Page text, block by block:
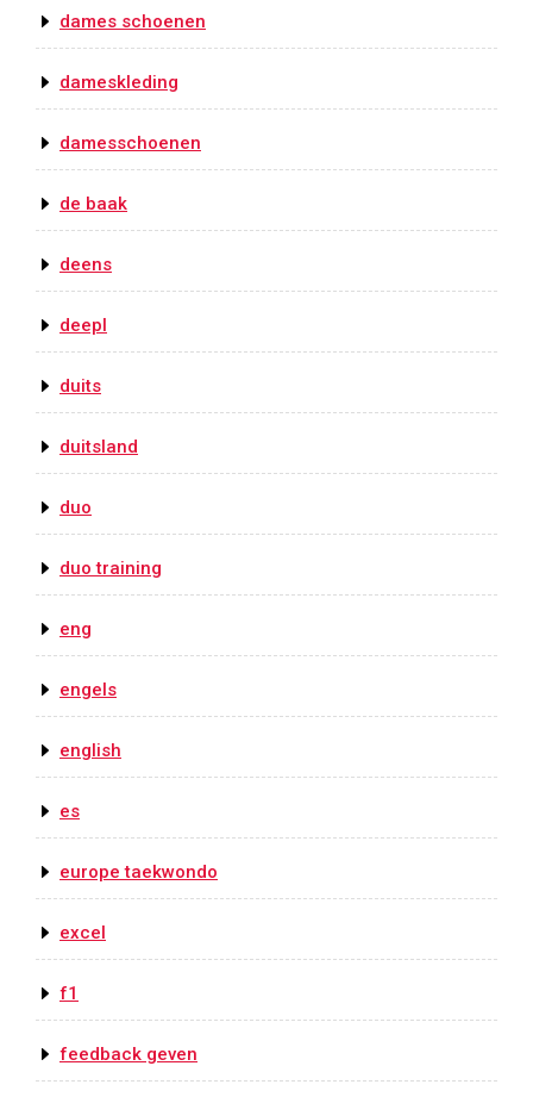
dames schoenen
dameskleding
damesschoenen
de baak
deens
deepl
duits
duitsland
duo
duo training
eng
engels
english
es
europe taekwondo
excel
f1
feedback geven